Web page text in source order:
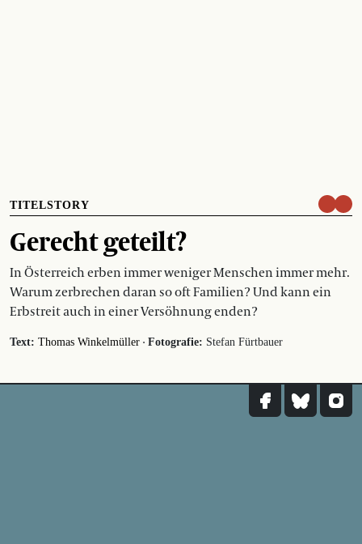
TITELSTORY
Gerecht geteilt?
In Österreich erben immer weniger Menschen immer mehr.
Warum zerbrechen daran so oft Familien? Und kann ein
Erbstreit auch in einer Versöhnung enden?
Text: Thomas Winkelmüller · Fotografie: Stefan Fürtbauer